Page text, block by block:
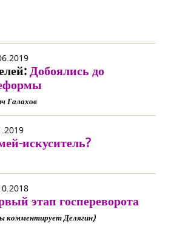
Добоялись до
Галахов
искуситель?
этап госпереворота
комментирует Делягин)